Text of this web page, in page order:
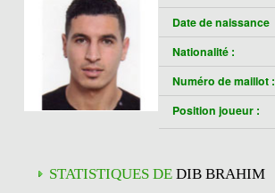
Date de naissance
Nationalité :
Numéro de maillot :
Position joueur :
STATISTIQUES DE DIB BRAHIM